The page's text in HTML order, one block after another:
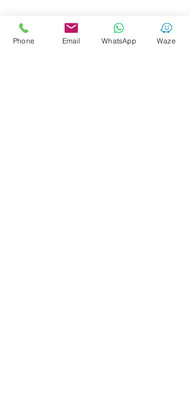
Phone Email WhatsApp Waze